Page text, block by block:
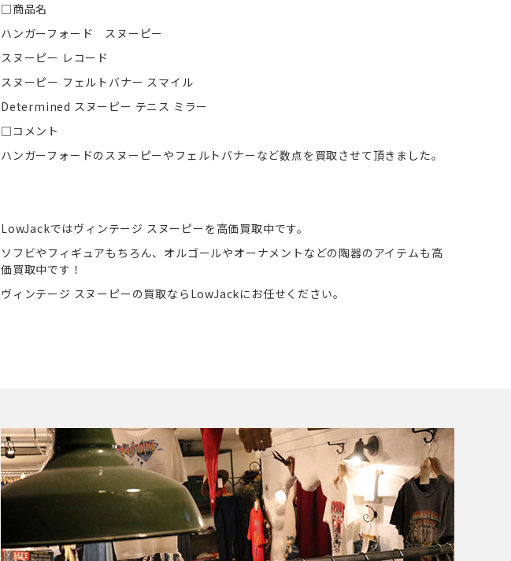
□商品名
ハンガーフォード スヌーピー
スヌーピー レコード
スヌーピー フェルトバナー スマイル
Determined スヌーピー テニス ミラー
□コメント
ハンガーフォードのスヌーピーやフェルトバナーなど数点を買取させて頂きました。
LowJackではヴィンテージ スヌーピーを高価買取中です。
ソフビやフィギュアもちろん、オルゴールやオーナメントなどの陶器のアイテムも高
価買取中です！
ヴィンテージ スヌーピーの買取ならLowJackにお任せください。